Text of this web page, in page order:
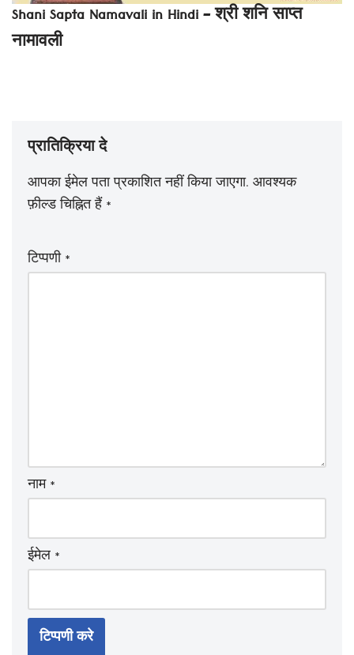
Shani Sapta Namavali in Hindi – श्री शनि साप्त
नामावली
प्रातिक्रिया दे
आपका ईमेल पता प्रकाशित नहीं किया जाएगा. आवश्यक
फ़ील्ड चिह्नित हैं *
टिप्पणी*
नाम*
ईमेल *